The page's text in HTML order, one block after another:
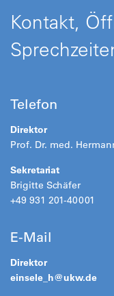
Kontakt,
Telefon
Direktor
Prof. Dr. med.
Sekretariat
Brigitte Schäfer
+49 931 201-40001
E-Mail
Direktor
einsele_h@ukw.de